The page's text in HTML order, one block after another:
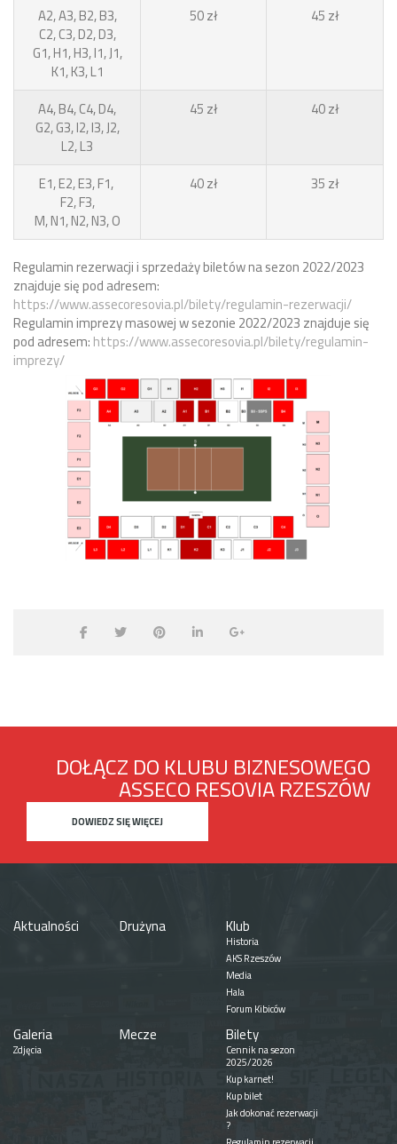
A2, A3, B2, B3,
C2, C3, D2, D3,
G1, H1, H3, I1, J1,
K1, K3, L1
50 zł 45 zł
A4, B4, C4, D4,
G2, G3, I2, I3, J2,
L2, L3
45 zł 40 zł
E1, E2, E3, F1,
F2, F3,
M, N1, N2, N3, O
40 zł 35 zł
Regulamin rezerwacji i sprzedaży biletów na sezon 2022/2023
znajduje się pod adresem:
https://www.assecoresovia.pl/bilety/regulamin-rezerwacji/
Regulamin imprezy masowej w sezonie 2022/2023 znajduje się
pod adresem:https://www.assecoresovia.pl/bilety/regulamin-
imprezy/
DOŁĄCZ DO KLUBU BIZNESOWEGO
ASSECO RESOVIA RZESZÓW
DOWIEDZ SIĘ WIĘCEJ
Aktualności Drużyna Klub
Historia
AKS Rzeszów
Media
Hala
Forum Kibiców
Galeria
Zdjęcia
Mecze Bilety
Cennik na sezon
2025/2026
Kup karnet!
Kup bilet
Jak dokonać rezerwacji
?